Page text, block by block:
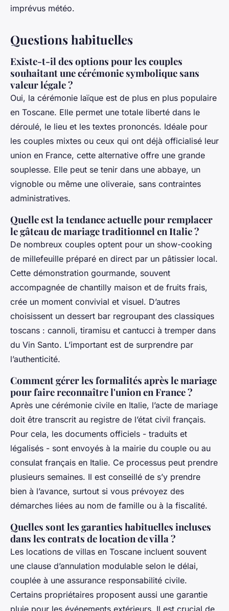
imprévus météo.
Questions habituelles
Existe-t-il des options pour les couples
souhaitant une cérémonie symbolique sans
valeur légale ?
Oui, la cérémonie laïque est de plus en plus populaire
en Toscane. Elle permet une totale liberté dans le
déroulé, le lieu et les textes prononcés. Idéale pour
les couples mixtes ou ceux qui ont déjà officialisé leur
union en France, cette alternative offre une grande
souplesse. Elle peut se tenir dans une abbaye, un
vignoble ou même une oliveraie, sans contraintes
administratives.
Quelle est la tendance actuelle pour remplacer
le gâteau de mariage traditionnel en Italie ?
De nombreux couples optent pour un show-cooking
de millefeuille préparé en direct par un pâtissier local.
Cette démonstration gourmande, souvent
accompagnée de chantilly maison et de fruits frais,
crée un moment convivial et visuel. D’autres
choisissent un dessert bar regroupant des classiques
toscans : cannoli, tiramisu et cantucci à tremper dans
du Vin Santo. L’important est de surprendre par
l’authenticité.
Comment gérer les formalités après le mariage
pour faire reconnaître l'union en France ?
Après une cérémonie civile en Italie, l’acte de mariage
doit être transcrit au registre de l’état civil français.
Pour cela, les documents officiels - traduits et
légalisés - sont envoyés à la mairie du couple ou au
consulat français en Italie. Ce processus peut prendre
plusieurs semaines. Il est conseillé de s’y prendre
bien à l’avance, surtout si vous prévoyez des
démarches liées au nom de famille ou à la fiscalité.
Quelles sont les garanties habituelles incluses
dans les contrats de location de villa ?
Les locations de villas en Toscane incluent souvent
une clause d’annulation modulable selon le délai,
couplée à une assurance responsabilité civile.
Certains propriétaires proposent aussi une garantie